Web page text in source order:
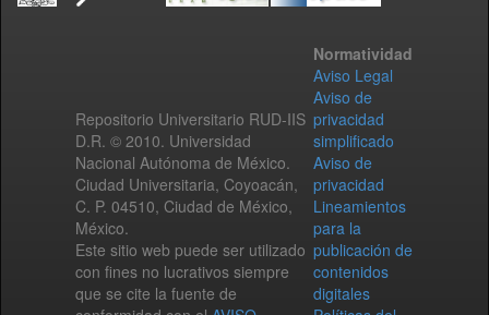
Repositorio Universitario RUD-IIS
D.R. © 2010. Universidad
Nacional Autónoma de México.
Ciudad Universitaria, Coyoacán,
C. P. 04510, Ciudad de México,
México.
Este sitio web puede ser utilizado
con fines no lucrativos siempre
que se cite la fuente de
Normatividad
Aviso Legal
Aviso de
privacidad
simplificado
Aviso de
privacidad
Lineamientos
para la
publicación de
contenidos
digitales